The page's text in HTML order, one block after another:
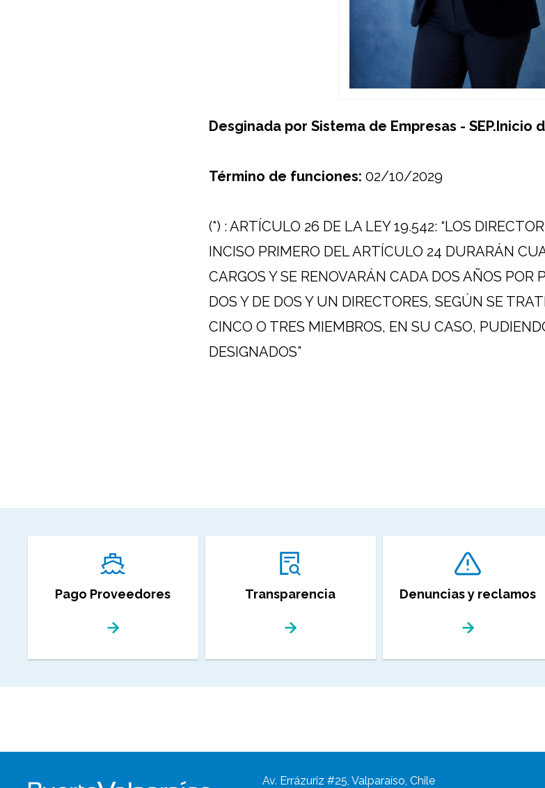
Desginada por Sistema de Empresas - SEP.Inicio
Término de funciones: 02/10/2029
(*) : ARTÍCULO 26 DE LA LEY 19.542: “LOS
INCISO PRIMERO DEL ARTÍCULO 24 DURARÁN
CARGOS Y SE RENOVARÁN CADA DOS AÑOS POR
DOS Y DE DOS Y UN DIRECTORES, SEGÚN SE
CINCO O TRES MIEMBROS, EN SU CASO,
DESIGNADOS”
Pago Proveedores Transparencia Denuncias y reclamos
Av. Errázuriz #25, Valparaíso, Chile